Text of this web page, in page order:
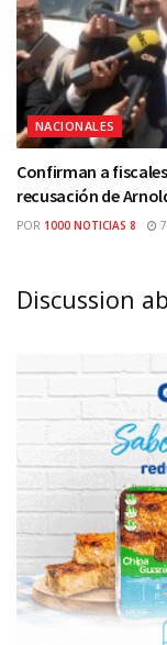
NACIONALES
Confirman a
recusación de
POR 1000 NOTICIAS 8
Discussion